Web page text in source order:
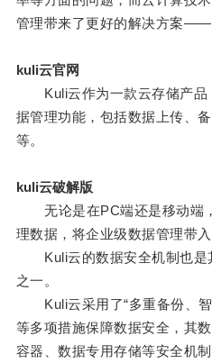
管理带来了更好的解决方案
kuli云官网
Kuli云作为一款云存储产品
据管理功能，包括数据上传、
等。
kuli云破解版
无论是在PC端还是移动端
理数据，将企业级数据管理带
Kuli云的数据安全机制也是
之一。
Kuli云采用了“多重备份、智
等多项措施保障数据安全，其
容器、数据专用存储等安全机